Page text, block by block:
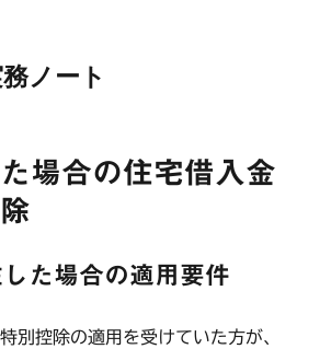
ノート
場合の住宅借入金
した場合の適用要件
別控除の適用を受けていた方が、